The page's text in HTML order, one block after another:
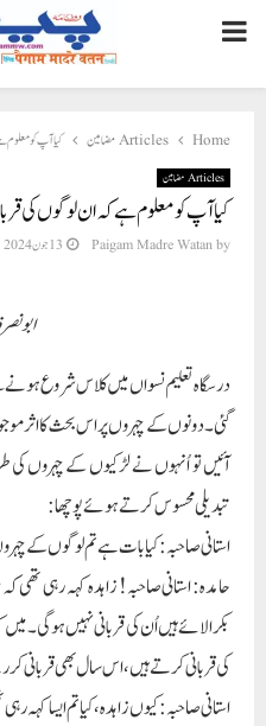
PRIMARY
MENU
Home Articles مضامین کیا آپ کو معلوم
Articles مضامین
کیا آپ کو معلوم ہے کہ ان لوگوں کی
by
Paigam Madre Watan 13 جون 2024
درسگاہ تعلیم نسواں میں کلاس شروع ہونے
گئی۔ دونوں کے چہروں پر اس بحث کا اثر
آئیں تو اُنہوں نے لڑکیوں کے چہروں کی
تبدیلی محسوس کرتے ہوئے پوچھا :
استانی صاحبہ: کیا بات ہے تم لوگوں کے
حامدہ: استانی صاحبہ! زاہدہ کہہ رہی تھی
بکرا لائے ہیں اُن کی قربانی نہیں
کی قربانی کرتے ہیں، اس سال بھی قربانی کر
استانی صاحبہ: کیوں زاہدہ، کیاتم ایسا کہہ